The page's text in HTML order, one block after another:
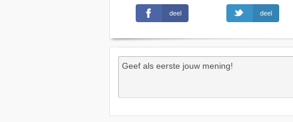
deel deel